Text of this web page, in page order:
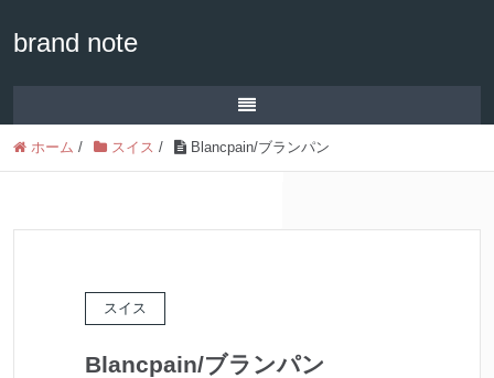
brand note
ホーム / スイス / Blancpain/ブランパン
スイス
Blancpain/ブランパン